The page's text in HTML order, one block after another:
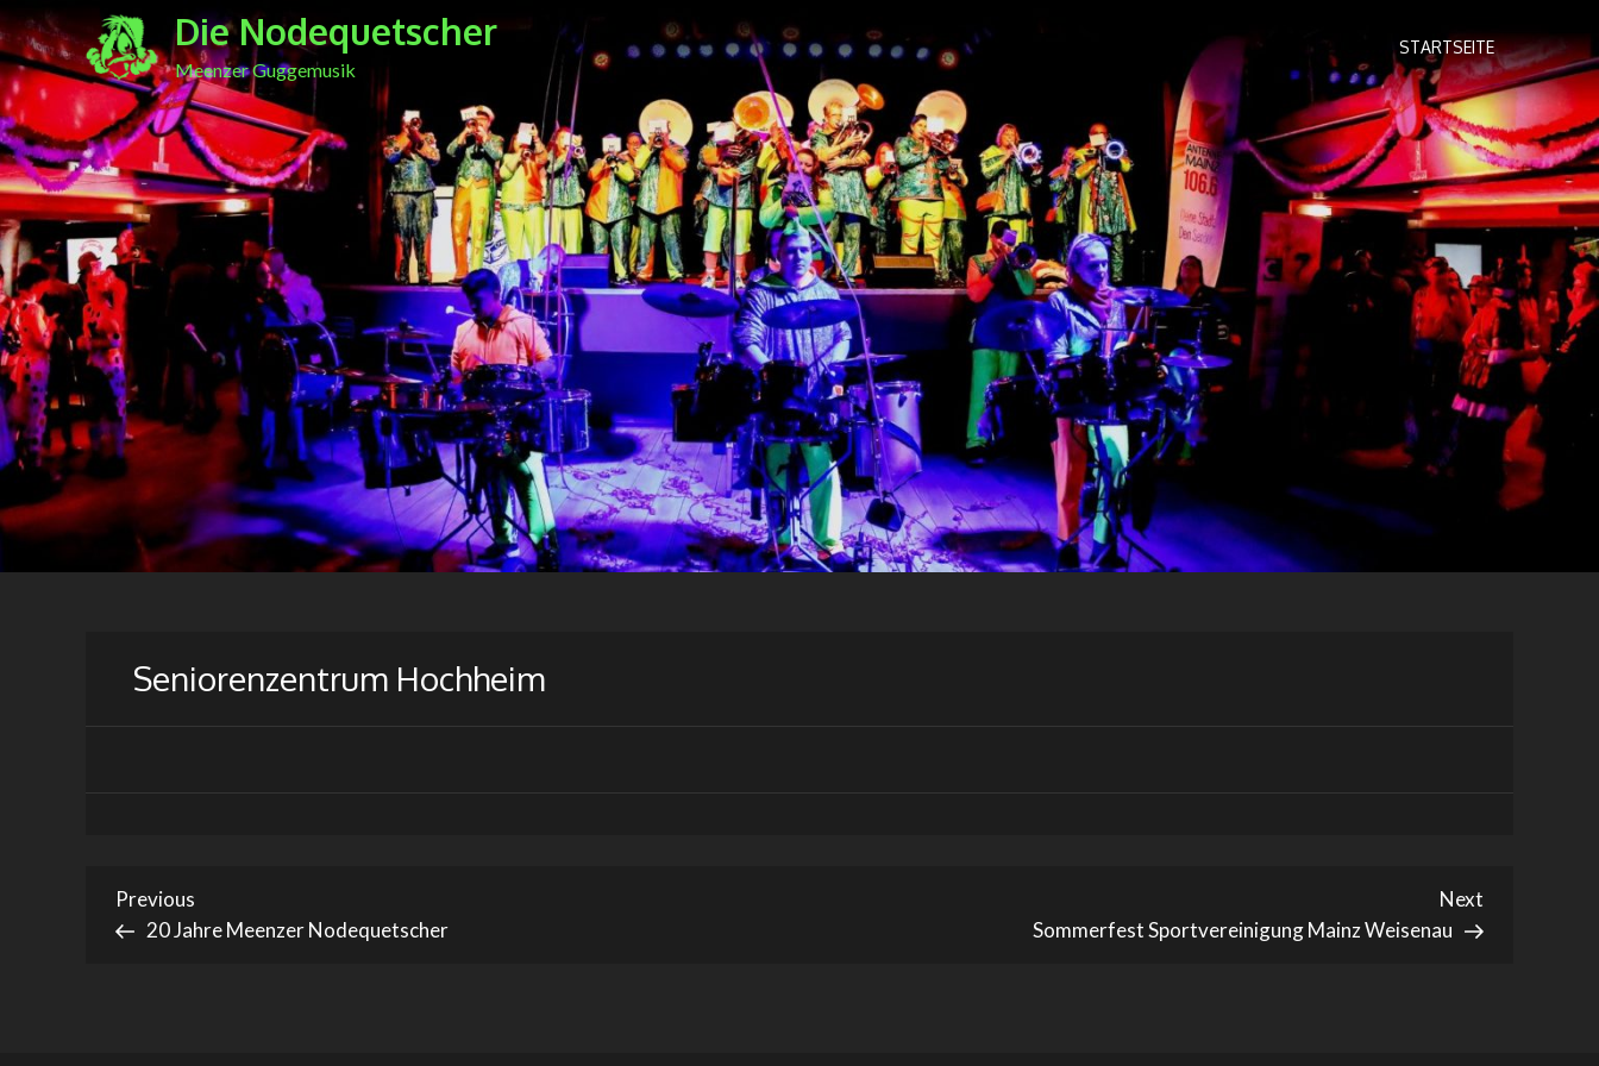
Skip
to
content
Die Nodequetscher
Meenzer Guggemusik
STARTSEITE
Seniorenzentrum Hochheim
Beitragsnavigation
Previous
Post
Previous
20 Jahre Meenzer Nodequetscher
Post
Next
Sommerfest Sportvereinigung Mainz Weisenau